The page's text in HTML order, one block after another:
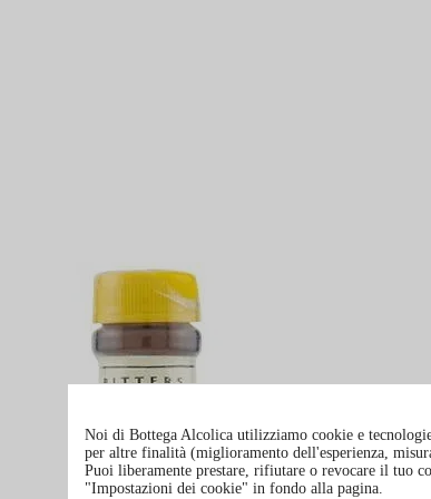
Noi di Bottega Alcolica utilizziamo cookie e
per altre finalità (miglioramento dell'esperienza,
Puoi liberamente prestare, rifiutare o revocare il tuo
"Impostazioni dei cookie" in fondo alla pagina.